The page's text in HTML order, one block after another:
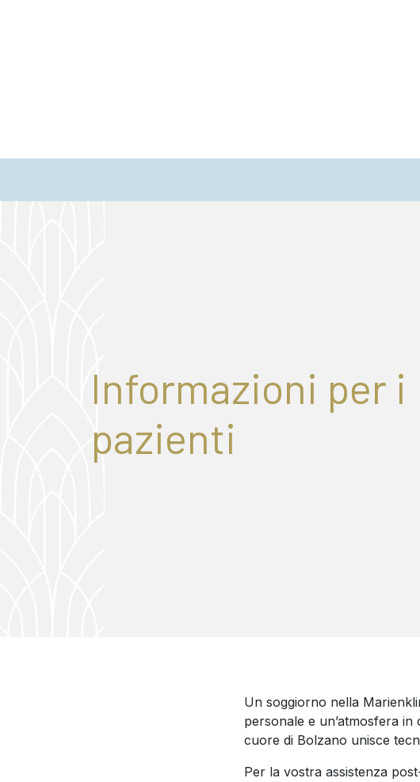
Informazioni per i
pazienti
Un soggiorno nella
personale e un’atmosfera
cuore di Bolzano unisce
Per la vostra assistenza